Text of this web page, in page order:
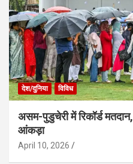
देश/दुनिया विविध
असम-पुडुचेरी में रिकॉर्ड
आंकड़ा
April 10, 2026